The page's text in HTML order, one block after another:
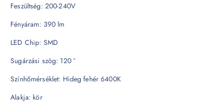
Feszültség: 200-240V
Fényáram: 390 lm
LED Chip: SMD
Sugárzási szög: 120 °
Színhőmérséklet: Hideg fehér 6400K
Alakja: kör